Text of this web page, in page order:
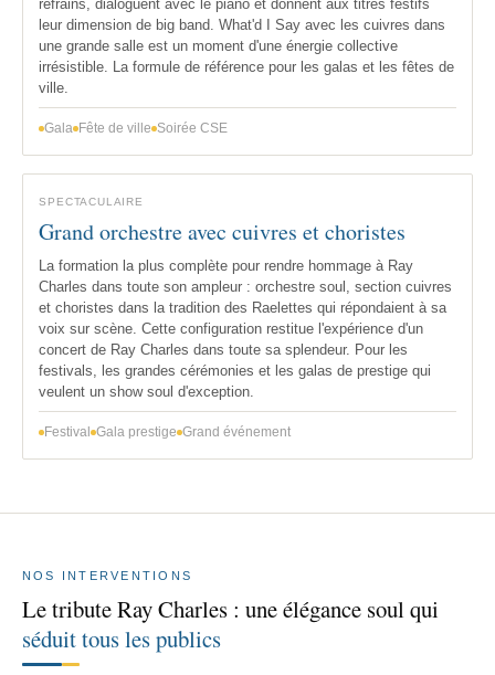
refrains, dialoguent avec le piano et donnent aux titres festifs
leur dimension de big band. What'd I Say avec les cuivres dans
une grande salle est un moment d'une énergie collective
irrésistible. La formule de référence pour les galas et les fêtes de
ville.
Gala Fête de ville Soirée CSE
SPECTACULAIRE
Grand orchestre avec cuivres et choristes
La formation la plus complète pour rendre hommage à Ray
Charles dans toute son ampleur : orchestre soul, section cuivres
et choristes dans la tradition des Raelettes qui répondaient à sa
voix sur scène. Cette configuration restitue l'expérience d'un
concert de Ray Charles dans toute sa splendeur. Pour les
festivals, les grandes cérémonies et les galas de prestige qui
veulent un show soul d'exception.
Festival Gala prestige Grand événement
NOS INTERVENTIONS
Le tribute Ray Charles : une élégance soul qui
séduit tous les publics